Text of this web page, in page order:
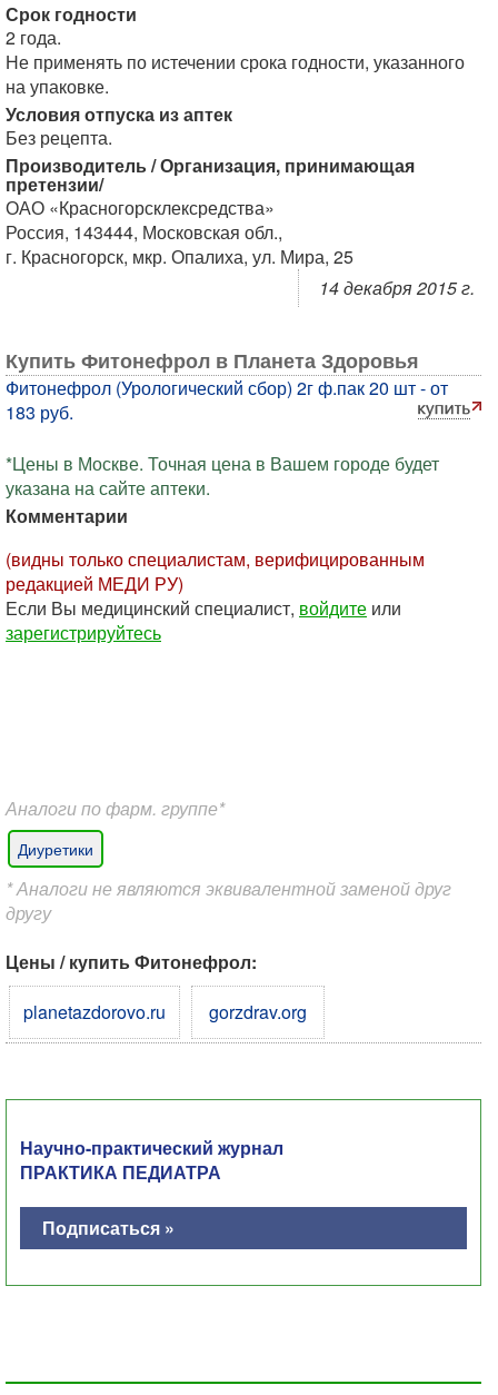
Срок годности
2 года.
Не применять по истечении срока годности, указанного
на упаковке.
Условия отпуска из аптек
Без рецепта.
Производитель / Организация, принимающая
претензии/
ОАО «Красногорсклексредства»
Россия, 143444, Московская обл.,
г. Красногорск, мкр. Опалиха, ул. Мира, 25
14 декабря 2015 г.
Купить Фитонефрол в Планета Здоровья
Фитонефрол (Урологический сбор) 2г ф.пак 20 шт - от
183 руб.
*Цены в Москве. Точная цена в Вашем городе будет
указана на сайте аптеки.
Комментарии
(видны только специалистам, верифицированным
редакцией МЕДИ РУ)
Если Вы медицинский специалист, войдите или
зарегистрируйтесь
Аналоги по фарм. группе*
Диуретики
* Аналоги не являются эквивалентной заменой друг
другу
Цены / купить Фитонефрол:
planetazdorovo.ru
gorzdrav.org
Научно-практический журнал
ПРАКТИКА ПЕДИАТРА
Подписаться »